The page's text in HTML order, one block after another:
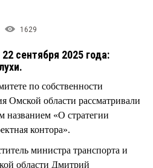
1629
сентября 2025 года:
по собственности
Омской области рассматривали
названием «О стратегии
контора».
министра транспорта и
области Дмитрий